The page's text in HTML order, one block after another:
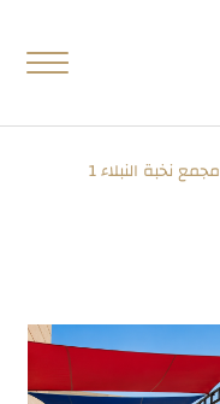
مجمع نخبة النبلاء 1